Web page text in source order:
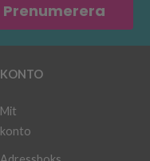
Prenumerera
KONTO
Mit
konto